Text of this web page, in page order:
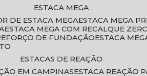
ESTACA MEGA
DE ESTACA MEGA ESTACA MEGA
ESTACA MEGA COM RECALQUE
DE FUNDAÇÃO
ESTACA
ESTACAS DE REAÇÃO
EM CAMPINAS
ESTACA REAÇÃO